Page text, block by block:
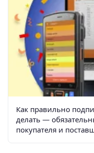
Как правильно
делать —
покупателя и